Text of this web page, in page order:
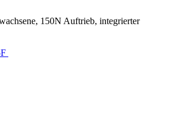
150N Auftrieb, integrierter